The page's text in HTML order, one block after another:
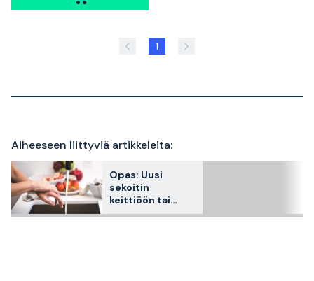
1
Aiheeseen liittyviä artikkeleita:
Opas: Uusi
sekoitin
keittiöön tai
kylpyhuoneesee